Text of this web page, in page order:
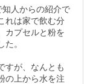
人からの紹介で
れは家で飲む分
カプセルと粉を
。
すが、なんとも
の上から水を注